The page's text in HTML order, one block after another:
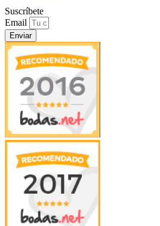
Suscríbete
Email
Enviar